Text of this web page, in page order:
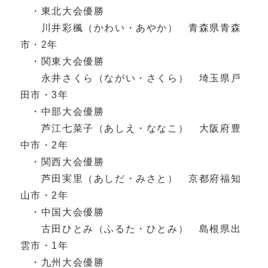
・東北大会優勝
川井彩楓（かわい・あやか） 青森県青森
市・2年
・関東大会優勝
永井さくら（ながい・さくら） 埼玉県戸
田市・3年
・中部大会優勝
芦江七菜子（あしえ・ななこ） 大阪府豊
中市・2年
・関西大会優勝
芦田実里（あしだ・みさと） 京都府福知
山市・2年
・中国大会優勝
古田ひとみ（ふるた・ひとみ） 島根県出
雲市・1年
・九州大会優勝